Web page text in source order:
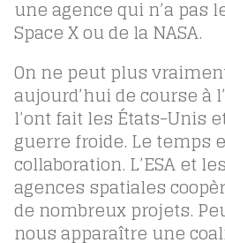
une agence qui n’a pas
Space X ou de la NASA.
On ne peut plus
aujourd’hui de course à
l’ont fait les États-Unis
guerre froide. Le temps
collaboration. L’ESA et
agences spatiales
de nombreux projets.
nous apparaître une